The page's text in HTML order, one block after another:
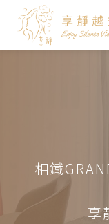
相鐵
享